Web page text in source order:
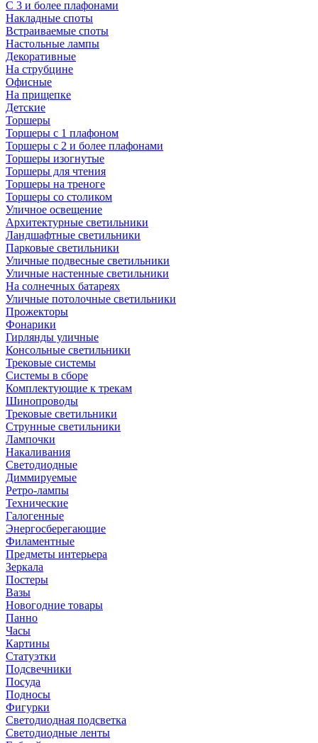
С 3 и более плафонами
Накладные споты
Встраиваемые споты
Настольные лампы
Декоративные
На струбцине
Офисные
На прищепке
Детские
Торшеры
Торшеры с 1 плафоном
Торшеры с 2 и более плафонами
Торшеры изогнутые
Торшеры для чтения
Торшеры на треноге
Торшеры со столиком
Уличное освещение
Архитектурные светильники
Ландшафтные светильники
Парковые светильники
Уличные подвесные светильники
Уличные настенные светильники
На солнечных батареях
Уличные потолочные светильники
Прожекторы
Фонарики
Гирлянды уличные
Консольные светильники
Трековые системы
Системы в сборе
Комплектующие к трекам
Шинопроводы
Трековые светильники
Струнные светильники
Лампочки
Накаливания
Светодиодные
Диммируемые
Ретро-лампы
Технические
Галогенные
Энергосберегающие
Филаментные
Предметы интерьера
Зеркала
Постеры
Вазы
Новогодние товары
Панно
Часы
Картины
Статуэтки
Подсвечники
Посуда
Подносы
Фигурки
Светодиодная подсветка
Светодиодные ленты